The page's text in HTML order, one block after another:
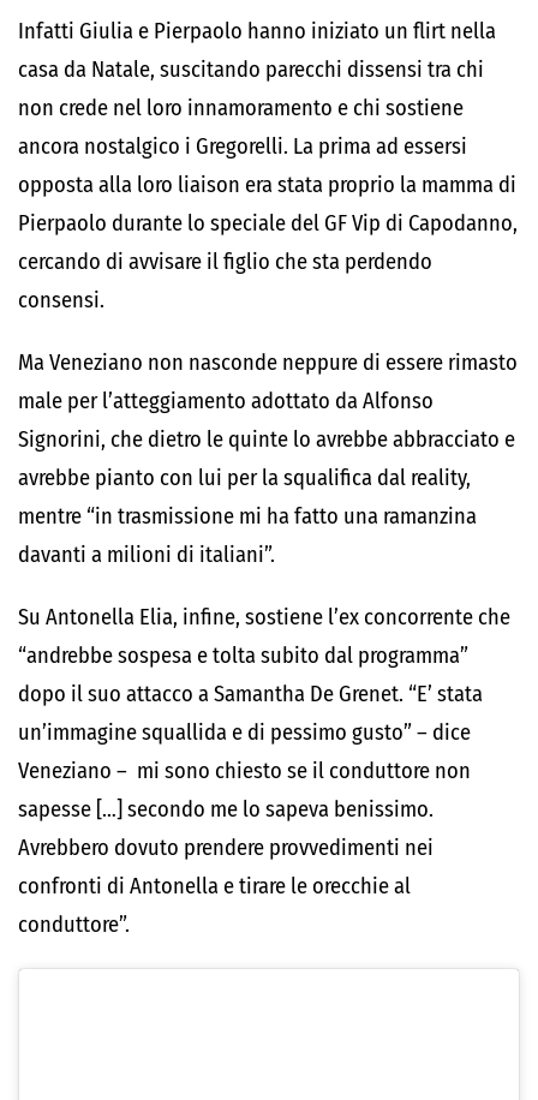
Infatti Giulia e Pierpaolo hanno iniziato un flirt nella
casa da Natale, suscitando parecchi dissensi tra chi
non crede nel loro innamoramento e chi sostiene
ancora nostalgico i Gregorelli. La prima ad essersi
opposta alla loro liaison era stata proprio la mamma di
Pierpaolo durante lo speciale del GF Vip di Capodanno,
cercando di avvisare il figlio che sta perdendo
consensi.
Ma Veneziano non nasconde neppure di essere rimasto
male per l’atteggiamento adottato da Alfonso
Signorini, che dietro le quinte lo avrebbe abbracciato e
avrebbe pianto con lui per la squalifica dal reality,
mentre “in trasmissione mi ha fatto una ramanzina
davanti a milioni di italiani”.
Su Antonella Elia, infine, sostiene l’ex concorrente che
“andrebbe sospesa e tolta subito dal programma”
dopo il suo attacco a Samantha De Grenet. “E’ stata
un’immagine squallida e di pessimo gusto” – dice
Veneziano – mi sono chiesto se il conduttore non
sapesse […] secondo me lo sapeva benissimo.
Avrebbero dovuto prendere provvedimenti nei
confronti di Antonella e tirare le orecchie al
conduttore”.